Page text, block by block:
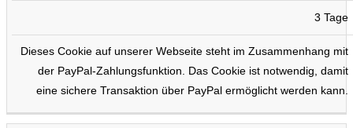
3 Tage
Dieses Cookie auf unserer Webseite steht im Zusammenhang mit
der PayPal-Zahlungsfunktion. Das Cookie ist notwendig, damit
eine sichere Transaktion über PayPal ermöglicht werden kann.